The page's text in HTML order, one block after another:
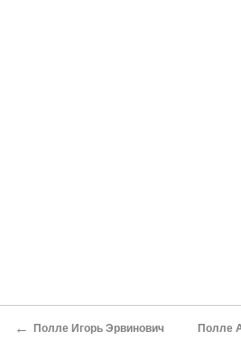
← Полле Игорь Эрвинович Полле